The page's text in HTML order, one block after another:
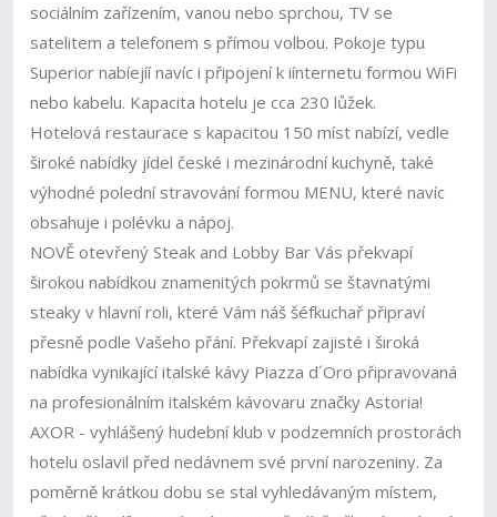
sociálním zařízením, vanou nebo sprchou, TV se
satelitem a telefonem s přímou volbou. Pokoje typu
Superior nabíejíí navíc i připojení k iínternetu formou WiFi
nebo kabelu. Kapacita hotelu je cca 230 lůžek.
Hotelová restaurace s kapacitou 150 míst nabízí, vedle
široké nabídky jídel české i mezinárodní kuchyně, také
výhodné polední stravování formou MENU, které navíc
obsahuje i polévku a nápoj.
NOVĚ otevřený Steak and Lobby Bar Vás překvapí
širokou nabídkou znamenitých pokrmů se štavnatými
steaky v hlavní roli, které Vám náš šéfkuchař připraví
přesně podle Vašeho přání. Překvapí zajisté i široká
nabídka vynikající italské kávy Piazza d´Oro připravovaná
na profesionálním italském kávovaru značky Astoria!
AXOR - vyhlášený hudební klub v podzemních prostorách
hotelu oslavil před nedávnem své první narozeniny. Za
poměrně krátkou dobu se stal vyhledávaným místem,